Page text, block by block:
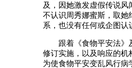
及，因她激发虚假传说风
不认识周秀娜蜜斯，取她
系，也没有任何或企图认
跟着《食物平安法》
修订实施，以及响应的机
为使食物平安变乱风行病